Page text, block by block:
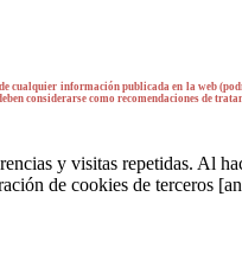
cualquier información publicada en la web
considerarse como recomendaciones de
y visitas repetidas. Al
de cookies de terceros